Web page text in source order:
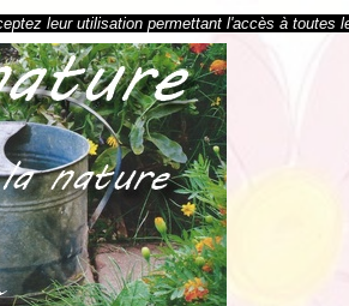
leur utilisation permettant l'accès à toutes